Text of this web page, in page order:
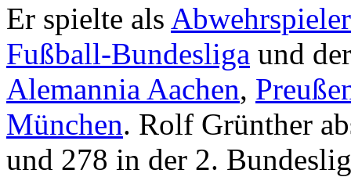
Er spielte als Abwehrspieler
Fußball-Bundesliga und
Alemannia Aachen,
München. Rolf Grünther
und 278 in der 2.